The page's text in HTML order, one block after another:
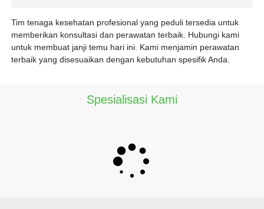
Tim tenaga kesehatan profesional yang peduli tersedia untuk
memberikan konsultasi dan perawatan terbaik. Hubungi kami
untuk membuat janji temu hari ini. Kami menjamin perawatan
terbaik yang disesuaikan dengan kebutuhan spesifik Anda.
Spesialisasi Kami